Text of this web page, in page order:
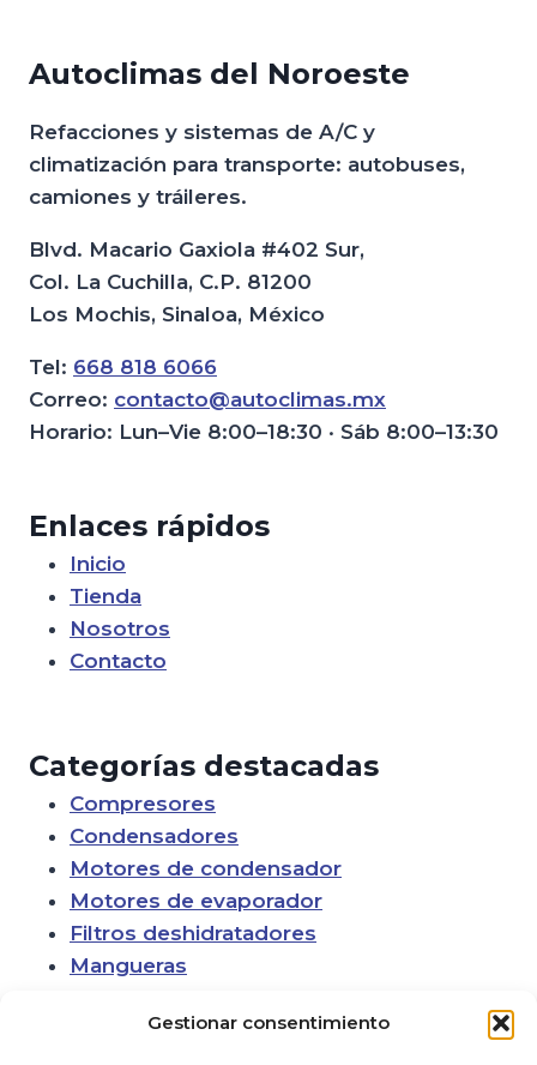
Gestionar consentimiento
Autoclimas del Noroeste
Refacciones y sistemas de A/C y
climatización para transporte: autobuses,
camiones y tráileres.
Blvd. Macario Gaxiola #402 Sur,
Col. La Cuchilla, C.P. 81200
Los Mochis, Sinaloa, México
Tel: 668 818 6066
Correo: contacto@autoclimas.mx
Horario: Lun–Vie 8:00–18:30 · Sáb 8:00–13:30
Enlaces rápidos
Inicio
Tienda
Nosotros
Contacto
Categorías destacadas
Compresores
Condensadores
Motores de condensador
Motores de evaporador
Filtros deshidratadores
Mangueras